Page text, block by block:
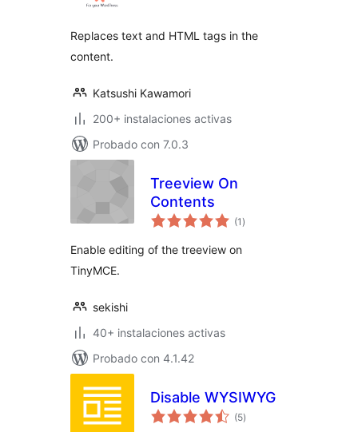
Replaces text and HTML tags in the
content.
Katsushi Kawamori
200+ instalaciones activas
Probado con 7.0.3
Treeview On
Contents
(1 total
de
)
Enable editing of the treeview on
TinyMCE.
sekishi
40+ instalaciones activas
Probado con 4.1.42
Disable WYSIWYG
(5total
de
)